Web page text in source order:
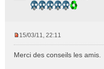
s
15/03/11, 22:11
Merci des conseils les amis.